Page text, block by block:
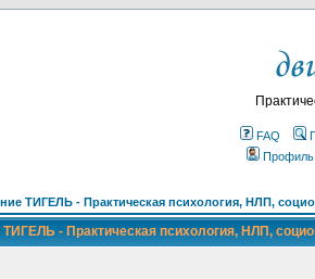
FAQ
Профиль
ТИГЕЛЬ - Практическая психология, НЛП,
- Практическая психология, НЛП,